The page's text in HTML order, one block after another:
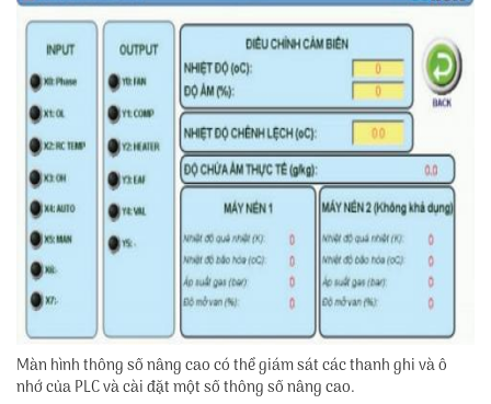
Màn hình thông số nâng cao có thể giám sát các thanh ghi và ô
nhớ của PLC và cài đặt một số thông số nâng cao.